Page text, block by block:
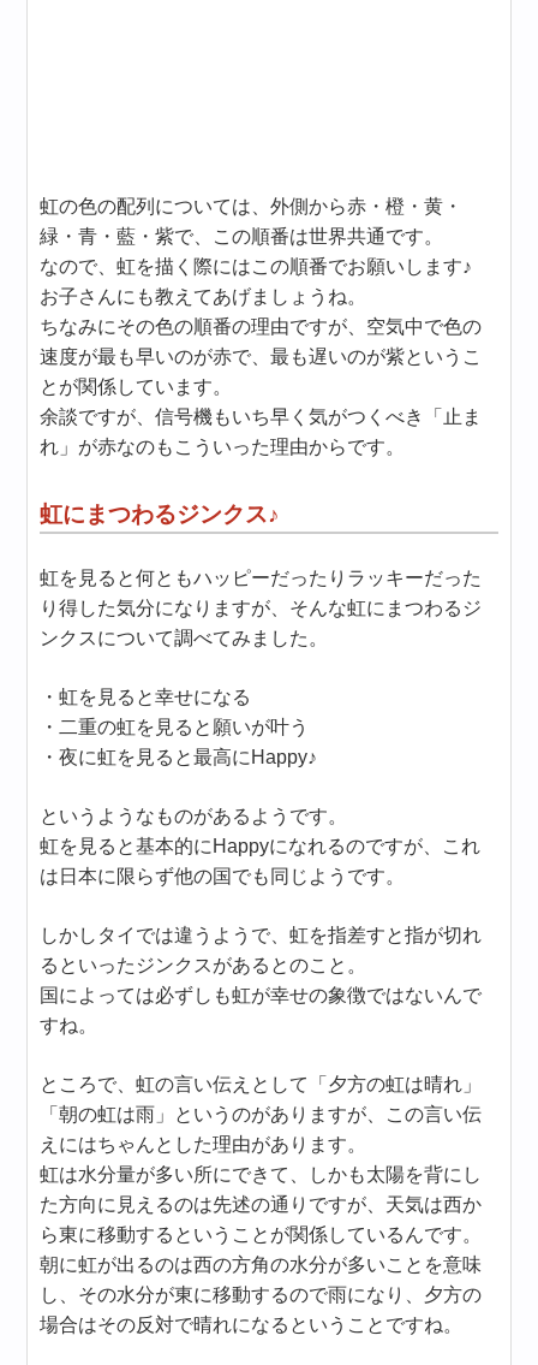
虹の色の配列については、外側から赤・橙・黄・
緑・青・藍・紫で、この順番は世界共通です。
なので、虹を描く際にはこの順番でお願いします♪
お子さんにも教えてあげましょうね。
ちなみにその色の順番の理由ですが、空気中で色の
速度が最も早いのが赤で、最も遅いのが紫というこ
とが関係しています。
余談ですが、信号機もいち早く気がつくべき「止ま
れ」が赤なのもこういった理由からです。
虹にまつわるジンクス♪
虹を見ると何ともハッピーだったりラッキーだった
り得した気分になりますが、そんな虹にまつわるジ
ンクスについて調べてみました。
・虹を見ると幸せになる
・二重の虹を見ると願いが叶う
・夜に虹を見ると最高にHappy♪
というようなものがあるようです。
虹を見ると基本的にHappyになれるのですが、これ
は日本に限らず他の国でも同じようです。
しかしタイでは違うようで、虹を指差すと指が切れ
るといったジンクスがあるとのこと。
国によっては必ずしも虹が幸せの象徴ではないんで
すね。
ところで、虹の言い伝えとして「夕方の虹は晴れ」
「朝の虹は雨」というのがありますが、この言い伝
えにはちゃんとした理由があります。
虹は水分量が多い所にできて、しかも太陽を背にし
た方向に見えるのは先述の通りですが、天気は西か
ら東に移動するということが関係しているんです。
朝に虹が出るのは西の方角の水分が多いことを意味
し、その水分が東に移動するので雨になり、夕方の
場合はその反対で晴れになるということですね。